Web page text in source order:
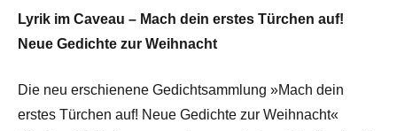
Lyrik im Caveau – Mach dein erstes Türchen auf!
Neue Gedichte zur Weihnacht
Die neu erschienene Gedichtsammlung »Mach dein
erstes Türchen auf! Neue Gedichte zur Weihnacht«